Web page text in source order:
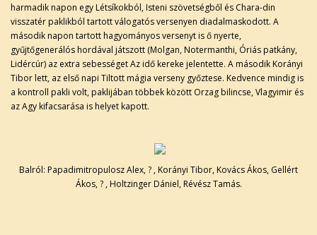
harmadik napon egy Létsíkokból, Isteni szövetségből és Chara-din
visszatér paklikból tartott válogatós versenyen diadalmaskodott. A
második napon tartott hagyományos versenyt is ő nyerte,
gyűjtőgenerálós hordával játszott (Molgan, Notermanthi, Óriás patkány,
Lidércúr) az extra sebességet Az idő kereke jelentette. A második Korányi
Tibor lett, az első napi Tiltott mágia verseny győztese. Kedvence mindig is
a kontroll pakli volt, paklijában többek között Orzag bilincse, Vlagyimir és
az Agy kifacsarása is helyet kapott.
Balról: Papadimitropulosz Alex, ? , Korányi Tibor, Kovács Ákos, Gellért
Ákos, ? , Holtzinger Dániel, Révész Tamás.